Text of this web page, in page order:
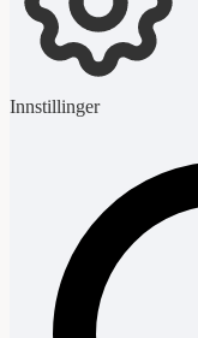
Innstillinger